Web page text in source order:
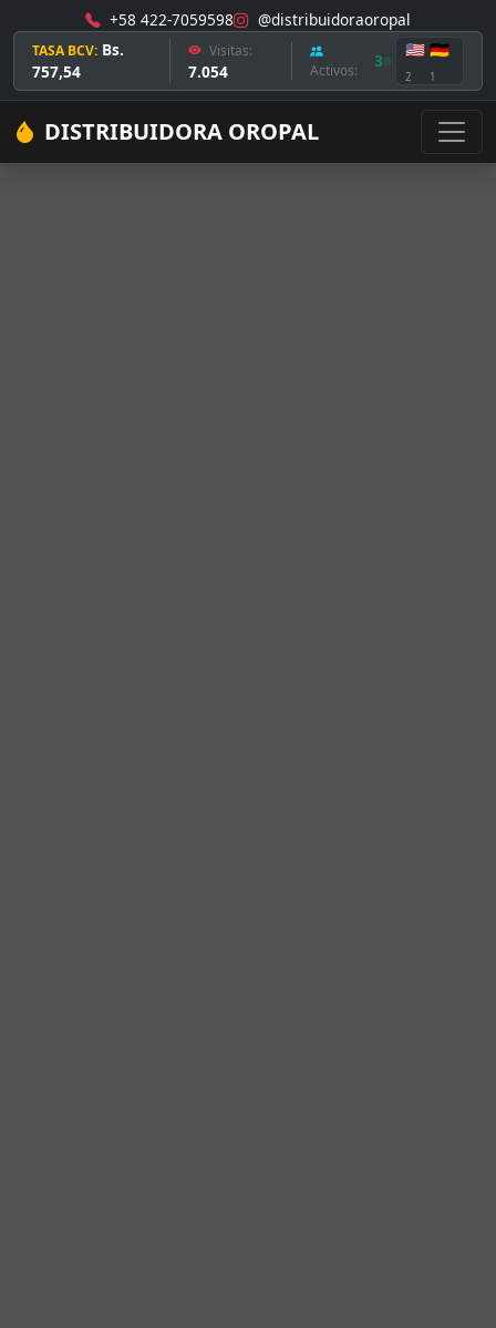
+58 422-7059598 @distribuidoraoropal
TASA BCV: Bs.
757,54
Visitas:
7.054 Activos: 3
🇺🇸
2
🇩🇪
1
DISTRIBUIDORA OROPAL